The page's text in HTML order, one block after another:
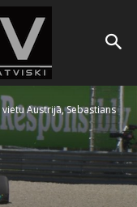
Austrijā, Sebastians